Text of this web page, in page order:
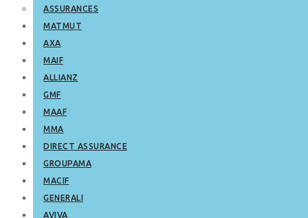
ASSURANCES
MATMUT
AXA
MAIF
ALLIANZ
GMF
MAAF
MMA
DIRECT ASSURANCE
GROUPAMA
MACIF
GENERALI
AVIVA